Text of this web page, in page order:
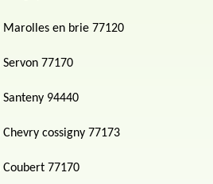
Marolles en brie 77120
77170
94440
cossigny 77173
77170